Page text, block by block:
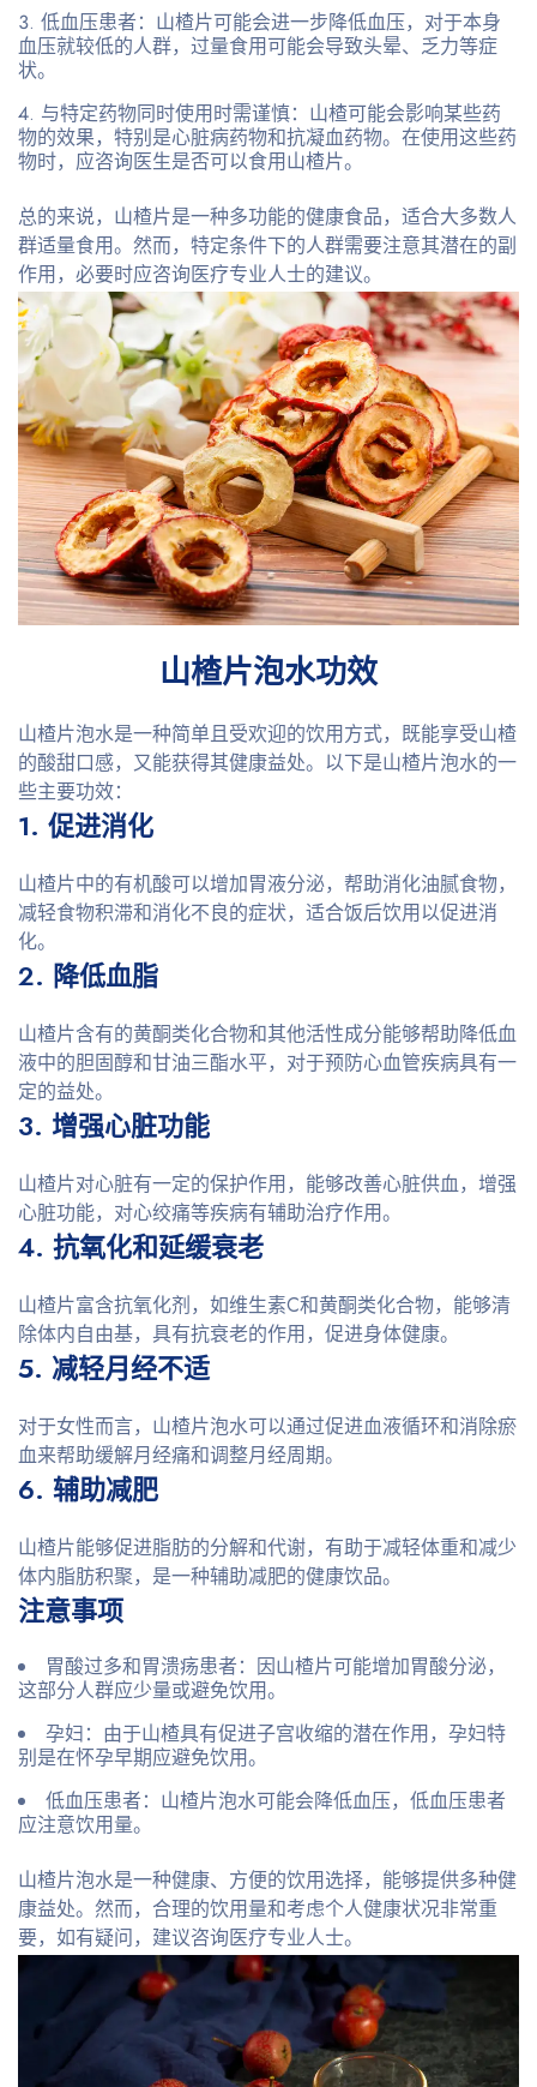
低血压患者：山楂片可能会进一步降低血压，对于本身
血压就较低的人群，过量食用可能会导致头晕、乏力等症
状。
与特定药物同时使用时需谨慎：山楂可能会影响某些药
物的效果，特别是心脏病药物和抗凝血药物。在使用这些药
物时，应咨询医生是否可以食用山楂片。
总的来说，山楂片是一种多功能的健康食品，适合大多数人
群适量食用。然而，特定条件下的人群需要注意其潜在的副
作用，必要时应咨询医疗专业人士的建议。
山楂片泡水功效
山楂片泡水是一种简单且受欢迎的饮用方式，既能享受山楂
的酸甜口感，又能获得其健康益处。以下是山楂片泡水的一
些主要功效：
1. 促进消化
山楂片中的有机酸可以增加胃液分泌，帮助消化油腻食物，
减轻食物积滞和消化不良的症状，适合饭后饮用以促进消
化。
2. 降低血脂
山楂片含有的黄酮类化合物和其他活性成分能够帮助降低血
液中的胆固醇和甘油三酯水平，对于预防心血管疾病具有一
定的益处。
3. 增强心脏功能
山楂片对心脏有一定的保护作用，能够改善心脏供血，增强
心脏功能，对心绞痛等疾病有辅助治疗作用。
4. 抗氧化和延缓衰老
山楂片富含抗氧化剂，如维生素C和黄酮类化合物，能够清
除体内自由基，具有抗衰老的作用，促进身体健康。
5. 减轻月经不适
对于女性而言，山楂片泡水可以通过促进血液循环和消除瘀
血来帮助缓解月经痛和调整月经周期。
6. 辅助减肥
山楂片能够促进脂肪的分解和代谢，有助于减轻体重和减少
体内脂肪积聚，是一种辅助减肥的健康饮品。
注意事项
胃酸过多和胃溃疡患者：因山楂片可能增加胃酸分泌，
这部分人群应少量或避免饮用。
孕妇：由于山楂具有促进子宫收缩的潜在作用，孕妇特
别是在怀孕早期应避免饮用。
低血压患者：山楂片泡水可能会降低血压，低血压患者
应注意饮用量。
山楂片泡水是一种健康、方便的饮用选择，能够提供多种健
康益处。然而，合理的饮用量和考虑个人健康状况非常重
要，如有疑问，建议咨询医疗专业人士。